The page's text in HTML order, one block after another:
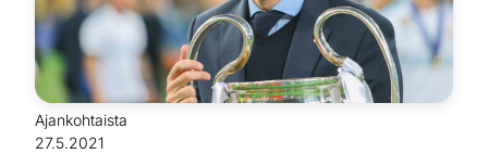
Ajankohtaista
27.5.2021